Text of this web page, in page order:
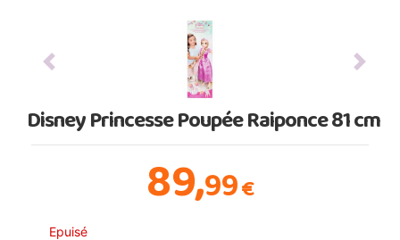
Previous Next
Disney Princesse Poupée Raiponce 81 cm
89,99€
Epuisé